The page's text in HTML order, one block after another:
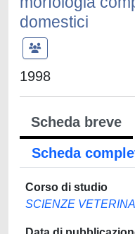
domestici
1998
Scheda breve
Scheda
Corso di studio
SCIENZE